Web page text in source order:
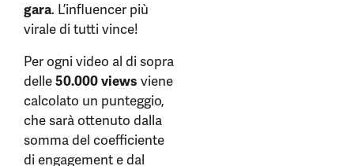
gara. L’influencer più
virale di tutti vince!
Per ogni video al di sopra
delle50.000 views viene
calcolato un punteggio,
che sarà ottenuto dalla
somma del coefficiente
di engagement e dal